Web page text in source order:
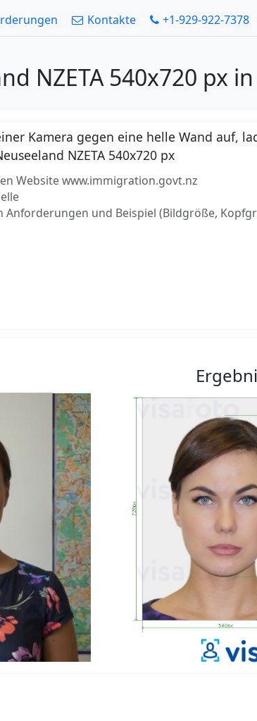
Kontakte +1-929-922-7378
NZETA 540x720 px
Kamera gegen eine helle Wand auf,
NZETA 540x720 px
Website www.immigration.govt.nz
und Beispiel (Bildgröße,